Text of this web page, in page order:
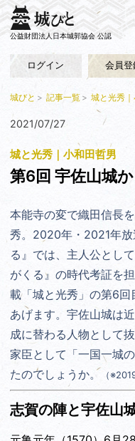
公益財団法人日本城郭協会 公認
ログイン 会員登
城びと 記事一覧 城と光秀
2021/07/27
城と光秀｜小和田哲男
第6回 宇佐山城
本能寺の変で織田信長
秀。2020年・2021年放
る』では、主人公とし
がくる』の時代考証を
載「城と光秀」の第6回
あげます。宇佐山城は
成に替わる人物として
家臣として「一国一城
たのでしょうか。
（
志賀の陣と宇佐山